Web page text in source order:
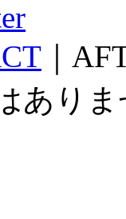
｜
あり